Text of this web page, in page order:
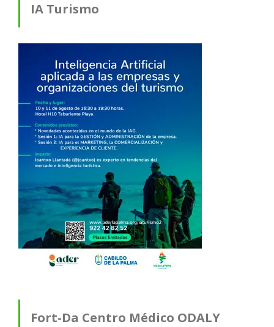
IA Turismo
Fort-Da Centro Médico ODALY